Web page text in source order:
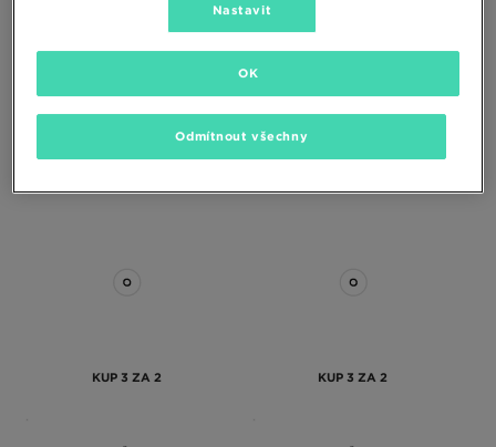
MCKENZIE PONOŽKY 3PK SPORT
MCKENZIE PONOŽKY 3PK LOW PED
250 Kč
KUP 3 ZA 2 KUP 3 ZA 2
Nastavit
Odmítnout všechny
OK